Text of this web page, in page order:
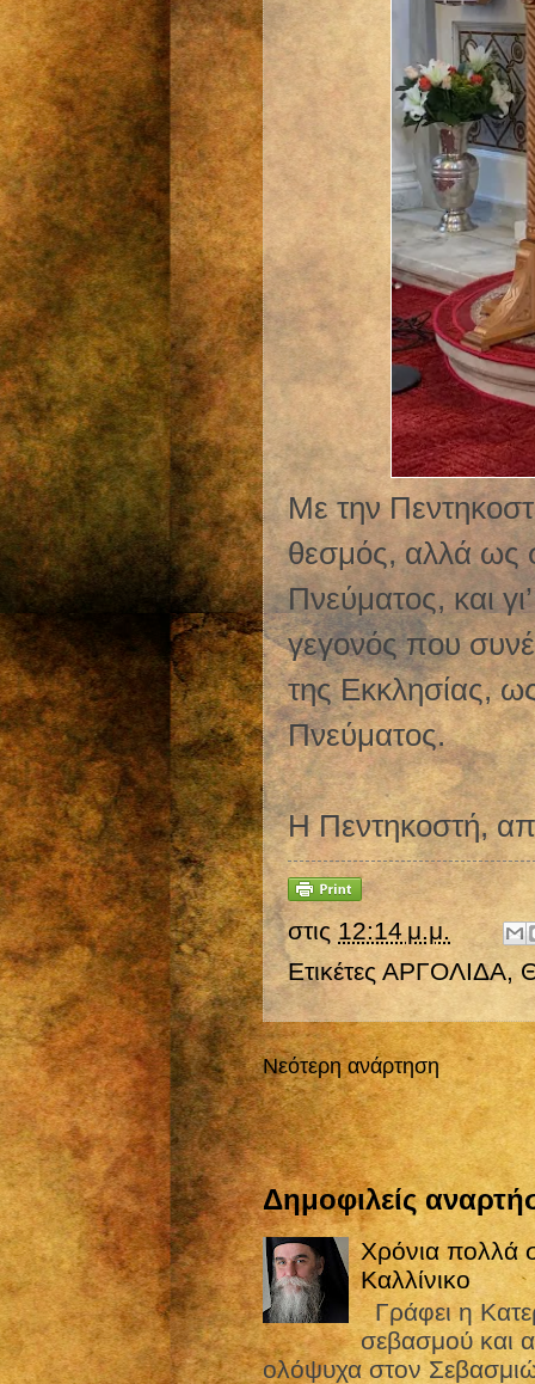
Με την
θεσμός, αλλά ως
Πνεύματος, και
γεγονός που
της Εκκλησίας,
Πνεύματος.
Η Πεντηκοστή,
στις12:14 μ.μ.
Ετικέτες ΑΡΓΟΛΙΔΑ,
Νεότερη ανάρτηση
Δημοφιλείς
Χρόνια πολλά
Καλλίνικο
Γράφει η
σεβασμού και
ολόψυχα στον